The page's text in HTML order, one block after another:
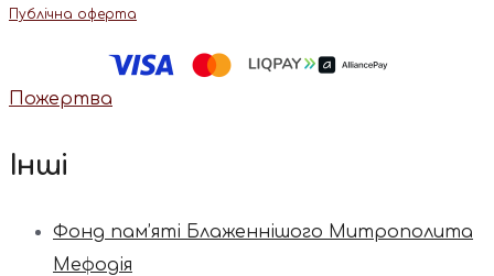
Публічна оферта
Пожертва
Інші
Фонд пам’яті Блаженнішого Митрополита
Мефодія